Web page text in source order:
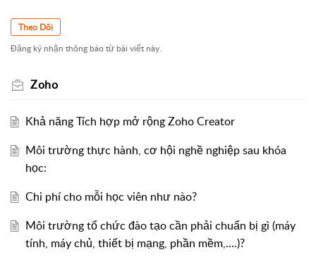
Theo Dõi
Đăng ký nhận thông báo từ bài viết này.
Zoho
Khả năng Tích hợp mở rộng Zoho Creator
Môi trường thực hành, cơ hội nghề nghiệp sau khóa
học:
Chi phí cho mỗi học viên như nào?
Môi trường tổ chức đào tạo cần phải chuẩn bị gì (máy
tính, máy chủ, thiết bị mạng, phần mềm,....)?